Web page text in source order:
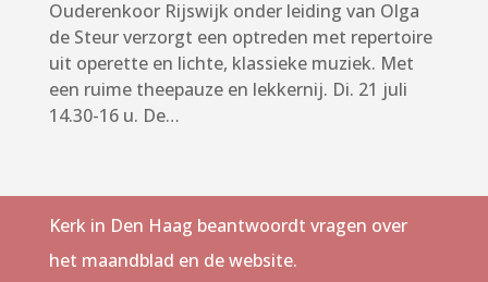
Ouderenkoor Rijswijk onder leiding van Olga
de Steur verzorgt een optreden met repertoire
uit operette en lichte, klassieke muziek. Met
een ruime theepauze en lekkernij. Di. 21 juli
14.30-16 u. De…
Kerk in Den Haag beantwoordt vragen over
het maandblad en de website.